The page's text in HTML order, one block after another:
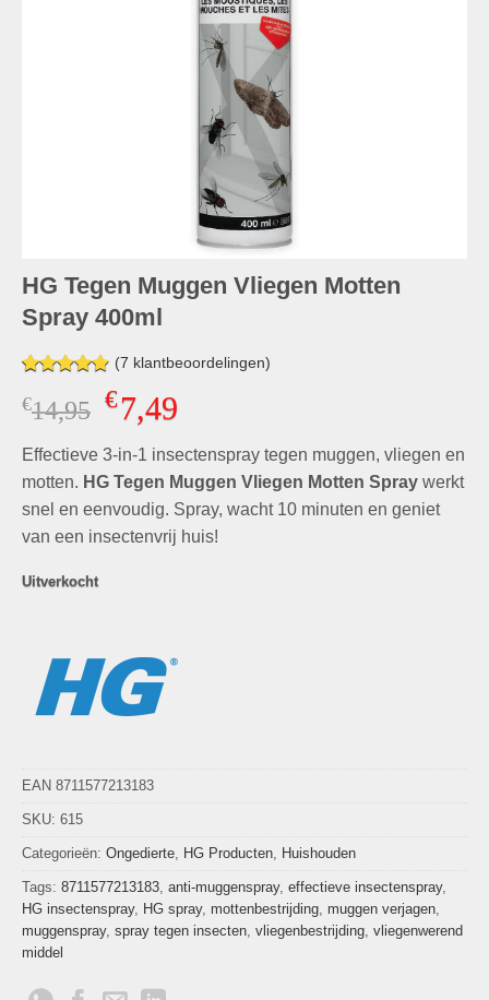
HG Tegen Muggen Vliegen Motten
Spray 400ml
Gewaardeerd
4.86op 5
gebaseerd
waarderingen
(7 klantbeoordelingen)
€14,95 Oorspronkelijke
prijs
was:
€14,95.
€7,49Huidige
is:
€7,49.
Effectieve 3-in-1 insectenspray tegen muggen, vliegen en
motten. HG Tegen Muggen Vliegen Motten Spray werkt
snel en eenvoudig. Spray, wacht 10 minuten en geniet
van een insectenvrij huis!
Uitverkocht
EAN 8711577213183
SKU: 615
Categorieën: Ongedierte HG Producten Huishouden
Tags: 8711577213183 anti-muggenspray, effectieve insectenspray,
HG insectenspray, HG spray, mottenbestrijding muggen verjagen
muggenspray, spray tegen insecten vliegenbestrijding vliegenwerend
middel